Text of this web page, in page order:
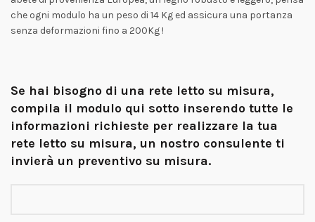
che ogni modulo ha un peso di 14 Kg ed assicura una portanza
senza deformazioni fino a 200Kg !
Se hai bisogno di una rete letto su misura,
compila il modulo qui sotto inserendo tutte le
informazioni richieste per realizzare la tua
rete letto su misura, un nostro consulente ti
invierà un preventivo su misura.